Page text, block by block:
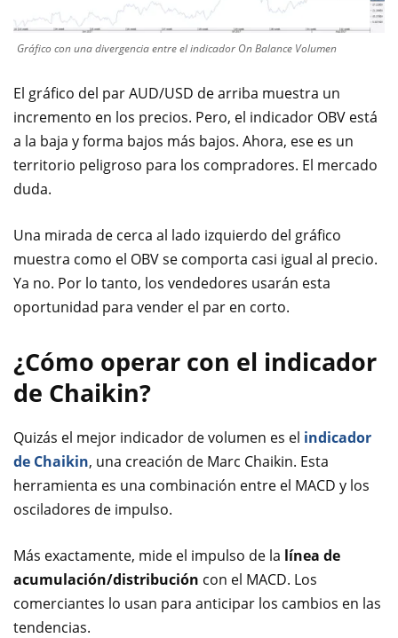
Gráfico con una divergencia entre el indicador On Balance Volumen
El gráfico del par AUD/USD de arriba muestra un
incremento en los precios. Pero, el indicador OBV está
a la baja y forma bajos más bajos. Ahora, ese es un
territorio peligroso para los compradores. El mercado
duda.
Una mirada de cerca al lado izquierdo del gráfico
muestra como el OBV se comporta casi igual al precio.
Ya no. Por lo tanto, los vendedores usarán esta
oportunidad para vender el par en corto.
¿Cómo operar con el indicador
de Chaikin?
Quizás el mejor indicador de volumen es el indicador
de Chaikin, una creación de Marc Chaikin. Esta
herramienta es una combinación entre el MACD y los
osciladores de impulso.
Más exactamente, mide el impulso de la línea de
acumulación/distribución con el MACD. Los
comerciantes lo usan para anticipar los cambios en las
tendencias.